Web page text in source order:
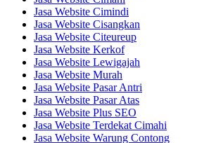
Jasa Website Cimindi
Jasa Website Cisangkan
Jasa Website Citeureup
Jasa Website Kerkof
Jasa Website Lewigajah
Jasa Website Murah
Jasa Website Pasar Antri
Jasa Website Pasar Atas
Jasa Website Plus SEO
Jasa Website Terdekat Cimahi
Jasa Website Warung Contong